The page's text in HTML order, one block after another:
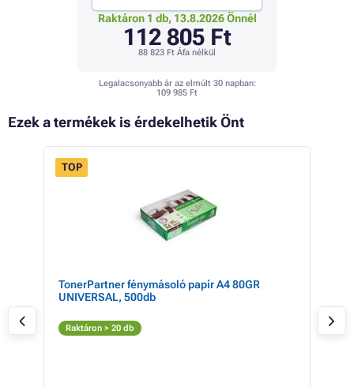
Raktáron 1 db, 13.8.2026 Önnél
112 805 Ft
88 823 Ft Áfa nélkül
Legalacsonyabb ár az elmúlt 30 napban:
109 985 Ft
Ezek a termékek is érdekelhetik Önt
TOP
TonerPartner fénymásoló papír A4 80GR
UNIVERSAL, 500db
Raktáron > 20 db